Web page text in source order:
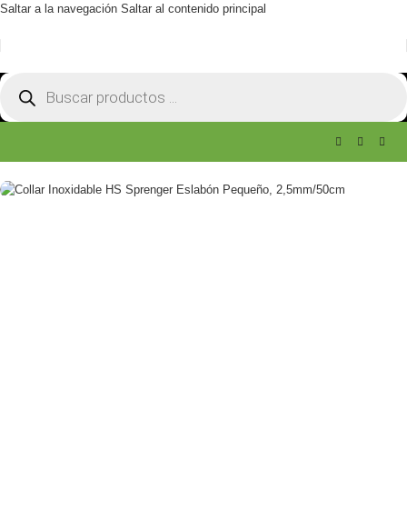
Saltar a la navegación Saltar al contenido principal